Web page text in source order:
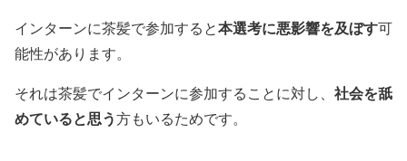
インターンに茶髪で参加すると本選考に悪影響を及ぼす可
能性があります。
それは茶髪でインターンに参加することに対し、 社会を舐
めていると思う方もいるためです。